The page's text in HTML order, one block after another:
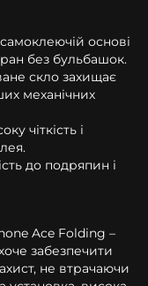
основі
без бульбашок.
скло захищає
механічних
чіткість і
до подряпин і
Ace Folding –
забезпечити
не втрачаючи